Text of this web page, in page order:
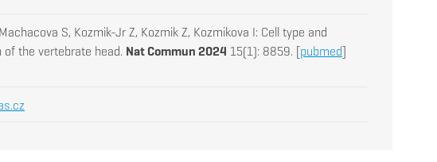
S, Kozmik-Jr Z, Kozmik Z, Kozmikova I: Cell type and
the vertebrate head. Nat Commun 2024 15(1): 8859. [pubmed]